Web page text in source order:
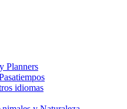
Planners
idiomas